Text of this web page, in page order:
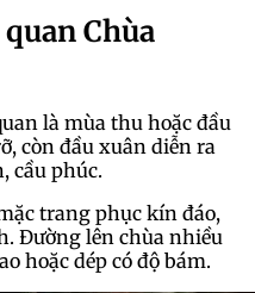
Chùa
là mùa thu hoặc đầu
còn đầu xuân diễn ra
cầu phúc.
trang phục kín đáo,
Đường lên chùa nhiều
hoặc dép có độ bám.